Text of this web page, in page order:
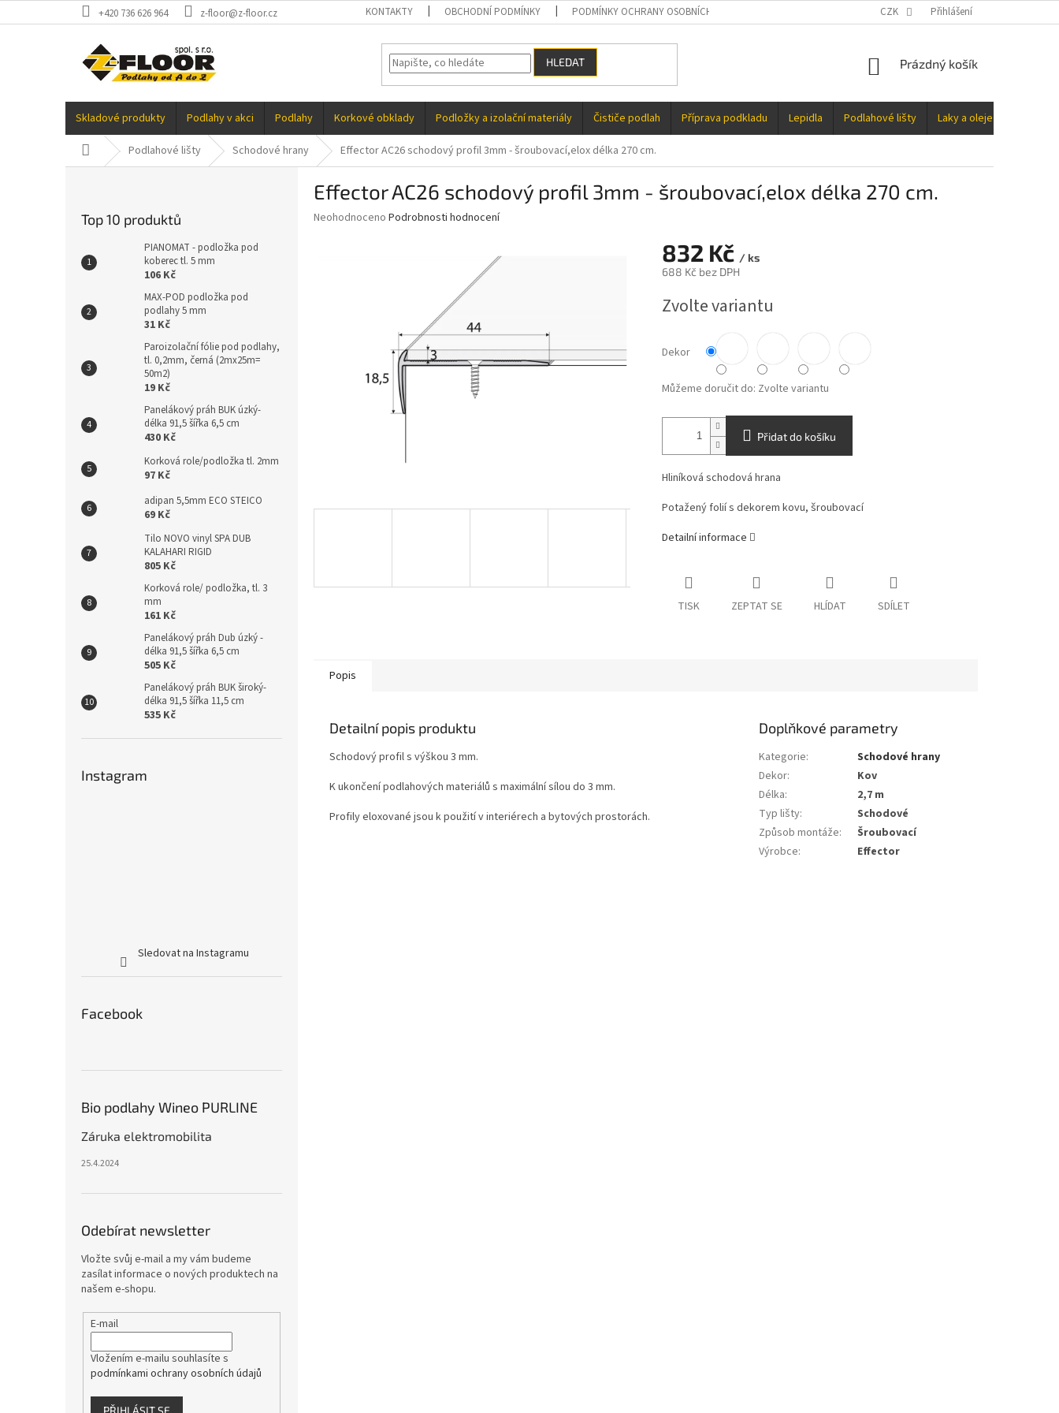
na
+420 736 626 964 z-floor@z-floor.cz KONTAKTY OBCHODNÍ PODMÍNKY PODMÍNKY OCHRANY OSOBNÍCH ÚDAJŮ CZK Přihlášení
HLEDAT
NÁKUPNÍ
Prázdný košík
Skladové produkty Podlahy v akci Podlahy Korkové obklady Podložky a izolační materiály Čističe podlah Příprava podkladu Lepidla Podlahové lišty Laky a oleje
Domů Podlahové lišty Schodové hrany Effector AC26 schodový profil 3mm - šroubovací,elox délka 270 cm.
Top 10 produktů
PIANOMAT - podložka pod
koberec tl. 5 mm
106 Kč
MAX-POD podložka pod
podlahy 5 mm
31 Kč
Paroizolační fólie pod podlahy,
tl. 0,2mm, černá (2mx25m=
50m2)
19 Kč
Panelákový práh BUK úzký-
délka 91,5 šířka 6,5 cm
430 Kč
Korková role/podložka tl. 2mm
97 Kč
adipan 5,5mm ECO STEICO
69 Kč
Tilo NOVO vinyl SPA DUB
KALAHARI RIGID
805 Kč
Korková role/ podložka, tl. 3
mm
161 Kč
Panelákový práh Dub úzký -
délka 91,5 šířka 6,5 cm
505 Kč
Panelákový práh BUK široký-
délka 91,5 šířka 11,5 cm
535 Kč
Instagram
Sledovat na Instagramu
Facebook
Bio podlahy Wineo PURLINE
Záruka elektromobilita
25.4.2024
Odebírat newsletter
Vložte svůj e-mail a my vám budeme
zasílat informace o nových produktech na
našem e-shopu.
E-mail
Vložením e-mailu souhlasíte s
podmínkami ochrany osobních údajů
PŘIHLÁSIT SE
Effector AC26 schodový profil 3mm - šroubovací,elox délka 270 cm.
Průměrné
Neohodnoceno Podrobnosti hodnocení
832 Kč / ks
688 Kč bez DPH
cena:
Zvolte variantu
Dekor
Můžeme doručit do: Zvolte variantu
Přidat do košíku
Hliníková schodová hrana
Potažený folií s dekorem kovu, šroubovací
Detailní informace
TISK ZEPTAT SE HLÍDAT SDÍLET
Popis
Detailní popis produktu
Schodový profil s výškou 3 mm.
K ukončení podlahových materiálů s maximální sílou do 3 mm.
Profily eloxované jsou k použití v interiérech a bytových prostorách.
Doplňkové parametry
Kategorie:
Schodové hrany
Dekor:
Kov
Délka:
2,7 m
Typ lišty:
Schodové
Způsob montáže:
Šroubovací
Výrobce: Effector